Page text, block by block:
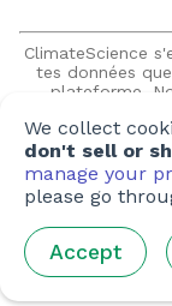
Auteurs:Emily
: Susan
Hana Fairuzamira,
Réviseurs:JP
Pandora Dewan
ClimateScience
tes données
plateforme.
nous ne
We collect
don't sell or
manage your
please go
Accept